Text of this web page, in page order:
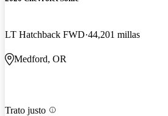
LT Hatchback FWD 44,201 millas
Medford, OR
Trato justo